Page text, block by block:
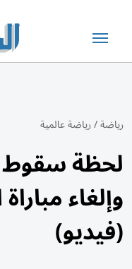
رياضة/رياضة عالمية
لحظة سقوط
وإلغاء
(فيديو)